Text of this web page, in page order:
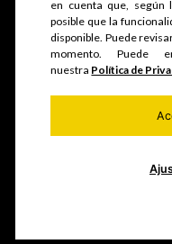
Servicios
Portafolio
Nosotros
Vende con nosotros
en cuenta que, según
posible que la
disponible. Puede
momento. Puede
nuestra Política de